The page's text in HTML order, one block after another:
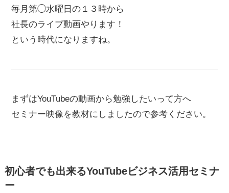
毎月第◯水曜日の１３時から
社長のライブ動画やります！
という時代になりますね。
まずはYouTubeの動画から勉強したいって方へ
セミナー映像を教材にしましたので参考ください。
初心者でも出来るYouTubeビジネス活用セミナ
ー